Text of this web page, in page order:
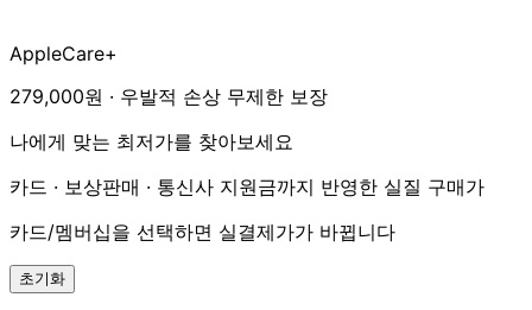
AppleCare+
279,000원 · 우발적 손상 무제한 보장
나에게 맞는 최저가를 찾아보세요
카드 · 보상판매 · 통신사 지원금까지 반영한 실질 구매가
카드/멤버십을 선택하면 실결제가가 바뀝니다
초기화